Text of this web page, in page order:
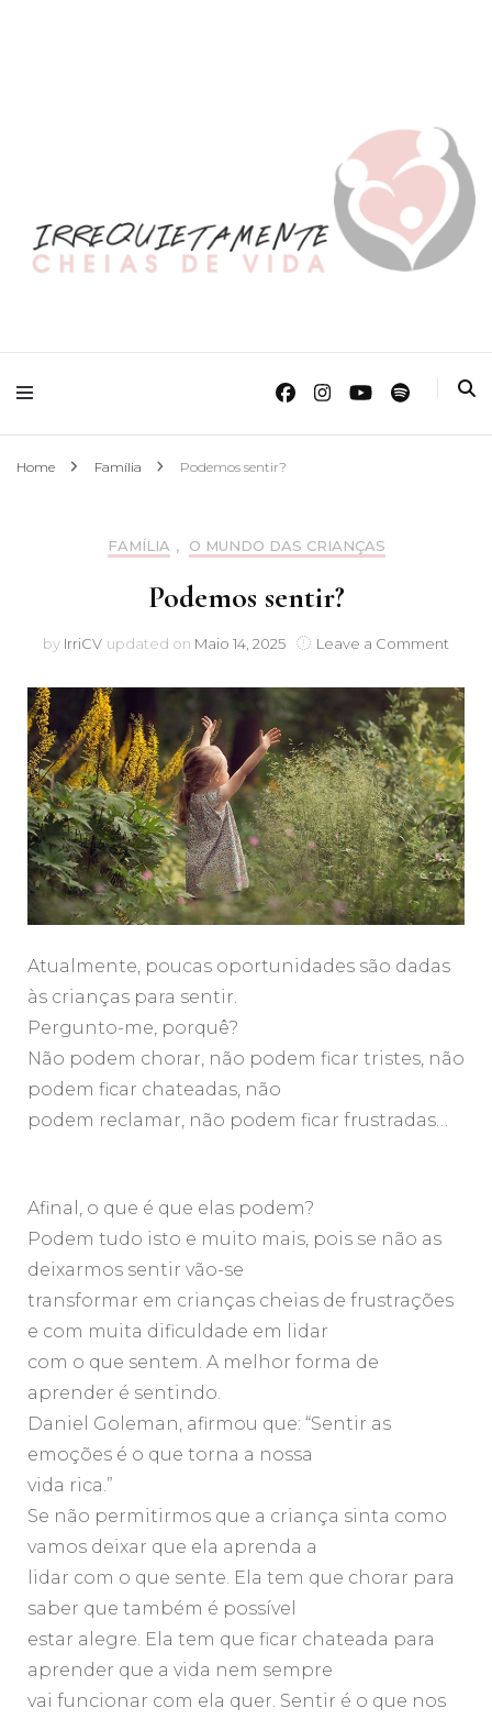
Irrequietamente
Cheias de Vida
Home Família Podemos sentir?
FAMÍLIA , O MUNDO DAS CRIANÇAS
Podemos sentir?
by IrriCV updated on Maio 14, 2025 Leave a Comment
Atualmente, poucas oportunidades são dadas
às crianças para sentir.
Pergunto-me, porquê?
Não podem chorar, não podem ficar tristes, não
podem ficar chateadas, não
podem reclamar, não podem ficar frustradas…
Afinal, o que é que elas podem?
Podem tudo isto e muito mais, pois se não as
deixarmos sentir vão-se
transformar em crianças cheias de frustrações
e com muita dificuldade em lidar
com o que sentem. A melhor forma de
aprender é sentindo.
Daniel Goleman, afirmou que: “Sentir as
emoções é o que torna a nossa
vida rica.”
Se não permitirmos que a criança sinta como
vamos deixar que ela aprenda a
lidar com o que sente. Ela tem que chorar para
saber que também é possível
estar alegre. Ela tem que ficar chateada para
aprender que a vida nem sempre
vai funcionar com ela quer. Sentir é o que nos